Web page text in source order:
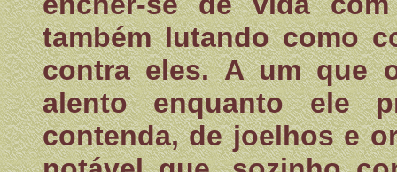
também lutando como
contra eles. A um que
alento enquanto ele
contenda, de joelhos e